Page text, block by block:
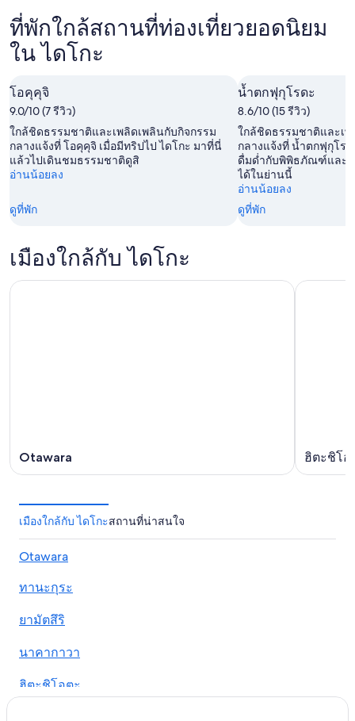
คืน
นี้,
5
-
6
ส.ค.
โกะ
สำหรับ
คืน
นี้,
6
ส.ค.
-
7
ส.ค.
ได
โกะ
สำหรับ
สุด
สัปดาห์
นี้,
7
ส.ค.
-
ส.ค.
ที่พัก
ใน
ได
สำหรับ
สุด
สัปดาห์
หน้า,
14
-
ส.ค.
ที่พักใกล้สถานที่ท่องเที่ยวยอดนิยม
ใน ไดโกะ
โอคุคุจิ
9.0/10 (7 รีวิว)
ใกล้ชิดธรรมชาติและเพลิดเพลินกับกิจกรรม
กลางแจ้งที่ โอคุคุจิ เมื่อมีทริปไป ไดโกะ มาที่นี่
แล้วไปเดินชมธรรมชาติดูสิ
อ่านน้อยลง
ดูที่พัก
น้ำตกฟุกุโรดะ
8.6/10 (15 รีวิว)
ใกล้ชิดธรรมชาติและเ
กลางแจ้งที่ น้ำตกฟุกุโร
ดื่มด่ำกับพิพิธภัณฑ์และ
ได้ในย่านนี้
อ่านน้อยลง
ดูที่พัก
เมืองใกล้กับ ไดโกะ
Otawara ฮิตะชิโอ
เมืองใกล้กับ ไดโกะสถานที่น่าสนใจ
Otawara
ทานะกุระ
ยามัตสึริ
นาคากาวา
ฮิตะชิโอตะ